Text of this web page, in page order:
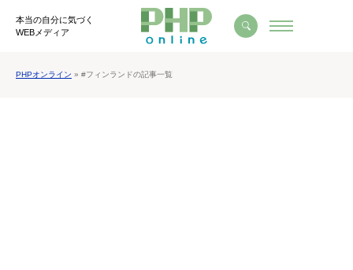
本当の自分に気づく
WEBメディア
PHPオンライン » #フィンランドの記事一覧